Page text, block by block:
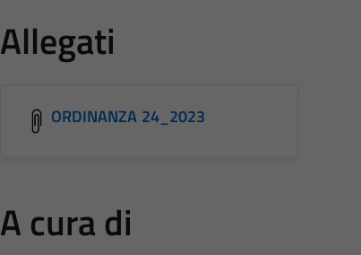
Allegati
ORDINANZA 24_2023
A cura di